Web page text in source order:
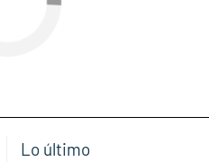
Lo último